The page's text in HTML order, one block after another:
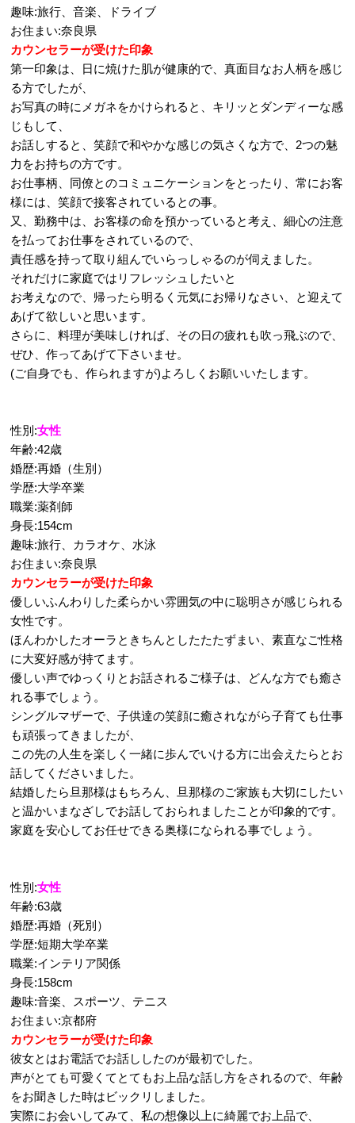
趣味:旅行、音楽、ドライブ
お住まい:奈良県
カウンセラーが受けた印象
第一印象は、日に焼けた肌が健康的で、真面目なお人柄を感じ
る方でしたが、
お写真の時にメガネをかけられると、キリッとダンディーな感
じもして、
お話しすると、笑顔で和やかな感じの気さくな方で、2つの魅
力をお持ちの方です。
お仕事柄、同僚とのコミュニケーションをとったり、常にお客
様には、笑顔で接客されているとの事。
又、勤務中は、お客様の命を預かっていると考え、細心の注意
を払ってお仕事をされているので、
責任感を持って取り組んでいらっしゃるのが伺えました。
それだけに家庭ではリフレッシュしたいと
お考えなので、帰ったら明るく元気にお帰りなさい、と迎えて
あげて欲しいと思います。
さらに、料理が美味しければ、その日の疲れも吹っ飛ぶので、
ぜひ、作ってあげて下さいませ。
(ご自身でも、作られますが)よろしくお願いいたします。
性別:女性
年齢:42歳
婚歴:再婚（生別）
学歴:大学卒業
職業:薬剤師
身長:154cm
趣味:旅行、カラオケ、水泳
お住まい:奈良県
カウンセラーが受けた印象
優しいふんわりした柔らかい雰囲気の中に聡明さが感じられる
女性です。
ほんわかしたオーラときちんとしたたたずまい、素直なご性格
に大変好感が持てます。
優しい声でゆっくりとお話されるご様子は、どんな方でも癒さ
れる事でしょう。
シングルマザーで、子供達の笑顔に癒されながら子育ても仕事
も頑張ってきましたが、
この先の人生を楽しく一緒に歩んでいける方に出会えたらとお
話してくださいました。
結婚したら旦那様はもちろん、旦那様のご家族も大切にしたい
と温かいまなざしでお話しておられましたことが印象的です。
家庭を安心してお任せできる奥様になられる事でしょう。
性別:女性
年齢:63歳
婚歴:再婚（死別）
学歴:短期大学卒業
職業:インテリア関係
身長:158cm
趣味:音楽、スポーツ、テニス
お住まい:京都府
カウンセラーが受けた印象
彼女とはお電話でお話ししたのが最初でした。
声がとても可愛くてとてもお上品な話し方をされるので、年齢
をお聞きした時はビックリしました。
実際にお会いしてみて、私の想像以上に綺麗でお上品で、